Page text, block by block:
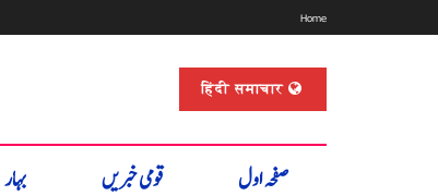
Home
हिंदी समाचार
صفحہ اول قومی خبریں بہار